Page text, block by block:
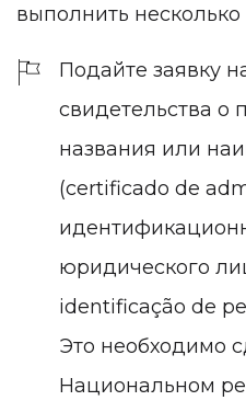
выполнить
Подайте заявку
свидетельства о
названия или
(certificado de
юридического
identificação de
Это необходимо
Национальном